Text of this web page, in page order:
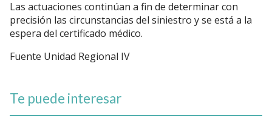
Las actuaciones continúan a fin de determinar con
precisión las circunstancias del siniestro y se está a la
espera del certificado médico.
Fuente Unidad Regional IV
Te puede interesar